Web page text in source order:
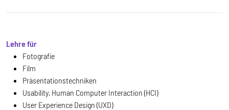
Lehre für
Fotografie
Film
Präsentationstechniken
Usability, Human Computer Interaction (HCI)
User Experience Design (UXD)